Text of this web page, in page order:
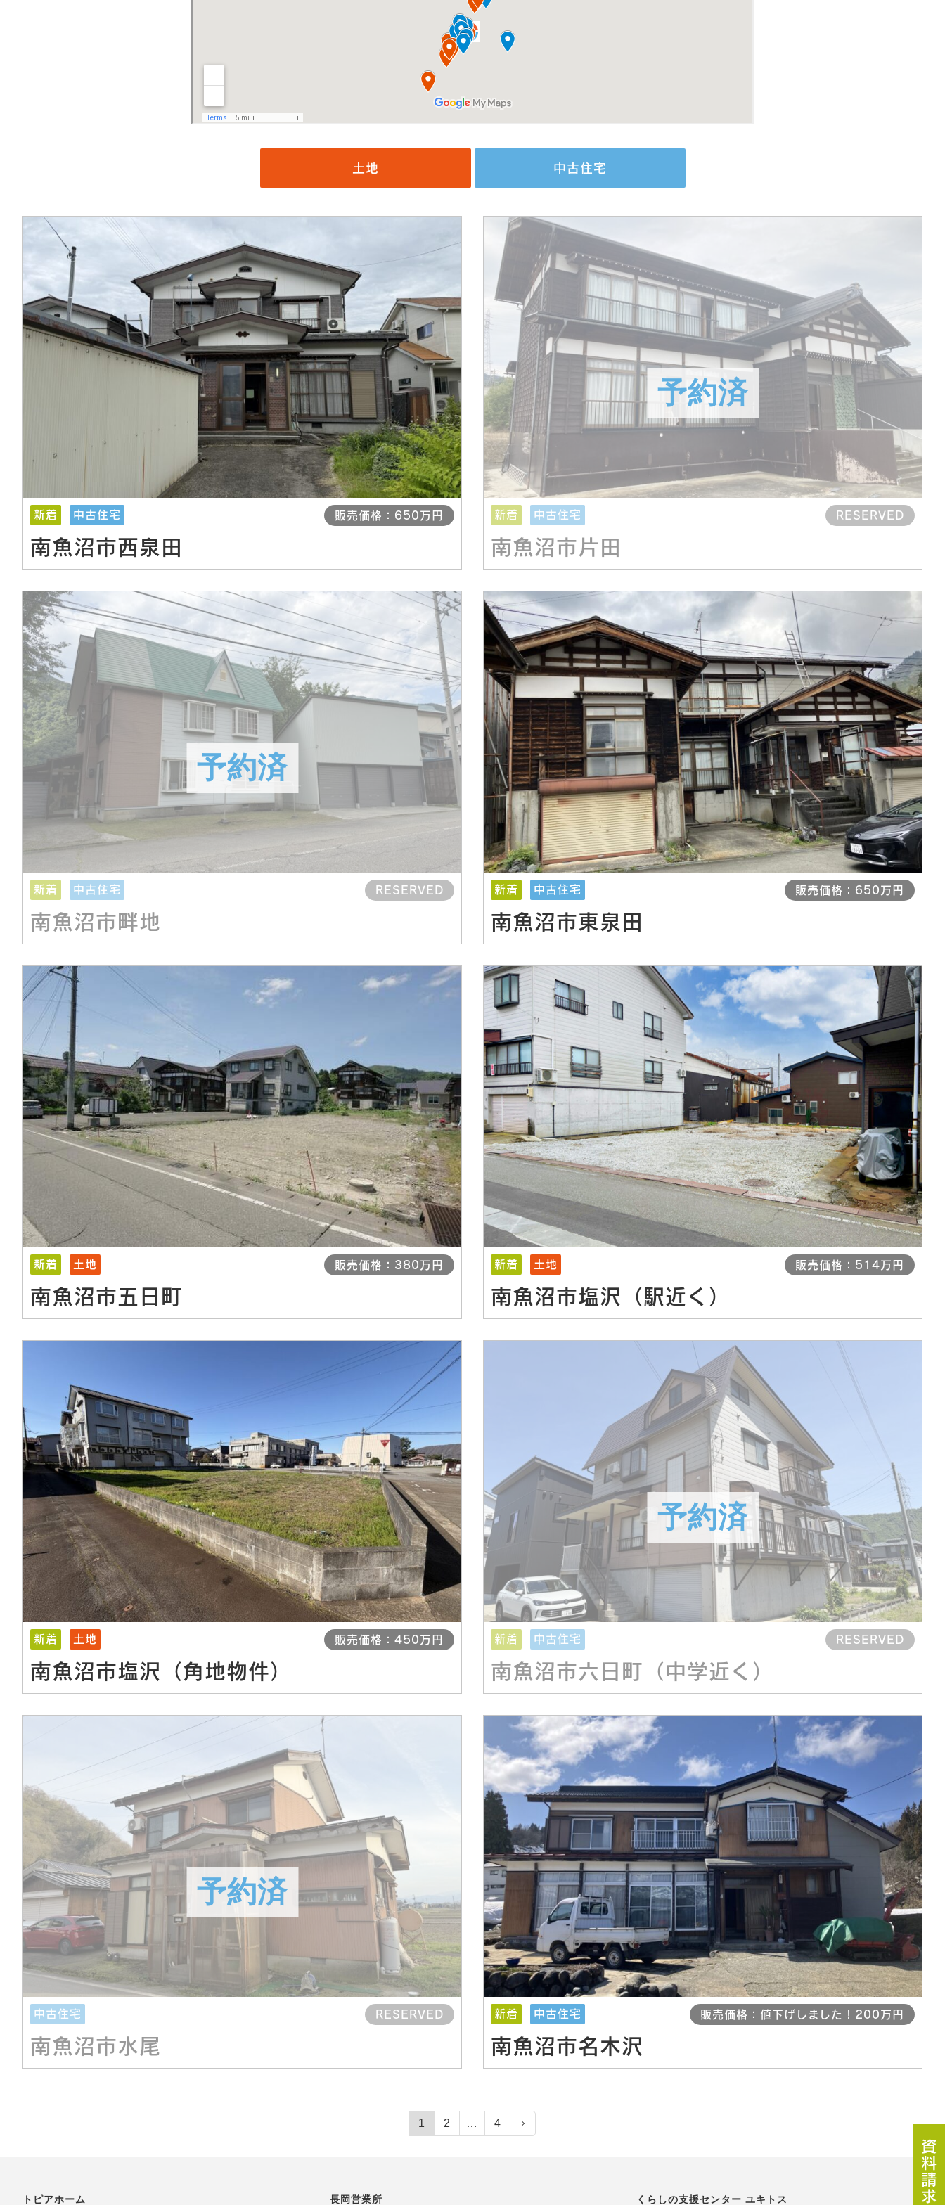
土地 中古住宅
新着 中古住宅 販売価格：650万円
南魚沼市西泉田
新着 中古住宅 RESERVED
南魚沼市片田
新着 中古住宅 RESERVED
南魚沼市畔地
新着 中古住宅 販売価格：650万円
南魚沼市東泉田
新着 土地 販売価格：380万円
南魚沼市五日町
新着 土地 販売価格：514万円
南魚沼市塩沢（駅近く）
新着 土地 販売価格：450万円
南魚沼市塩沢（角地物件）
新着 中古住宅 RESERVED
南魚沼市六日町（中学近く）
中古住宅 RESERVED
南魚沼市水尾
新着 中古住宅 販売価格：値下げしました！200万円
南魚沼市名木沢
1 2 … 4
トピアホーム 長岡営業所 くらしの支援センター ユキトス